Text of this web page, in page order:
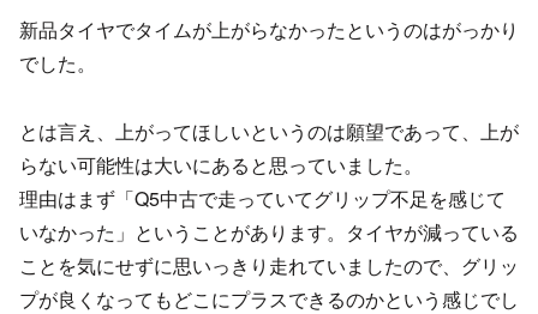
新品タイヤでタイムが上がらなかったというのはがっかり
でした。
とは言え、上がってほしいというのは願望であって、上が
らない可能性は大いにあると思っていました。
理由はまず「Q5中古で走っていてグリップ不足を感じて
いなかった」ということがあります。タイヤが減っている
ことを気にせずに思いっきり走れていましたので、グリッ
プが良くなってもどこにプラスできるのかという感じでし